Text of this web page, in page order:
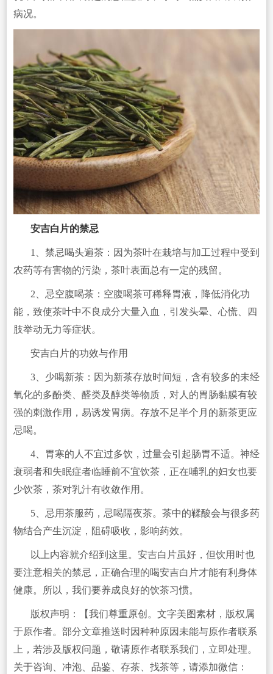
病况。
安吉白片的禁忌
1、禁忌喝头遍茶：因为茶叶在栽培与加工过程中受到
农药等有害物的污染，茶叶表面总有一定的残留。
2、忌空腹喝茶：空腹喝茶可稀释胃液，降低消化功
能，致使茶叶中不良成分大量入血，引发头晕、心慌、四
肢举动无力等症状。
安吉白片的功效与作用
3、少喝新茶：因为新茶存放时间短，含有较多的未经
氧化的多酚类、醛类及醇类等物质，对人的胃肠黏膜有较
强的刺激作用，易诱发胃病。存放不足半个月的新茶更应
忌喝。
4、胃寒的人不宜过多饮，过量会引起肠胃不适。神经
衰弱者和失眠症者临睡前不宜饮茶，正在哺乳的妇女也要
少饮茶，茶对乳汁有收敛作用。
5、忌用茶服药，忌喝隔夜茶。茶中的鞣酸会与很多药
物结合产生沉淀，阻碍吸收，影响药效。
以上内容就介绍到这里。安吉白片虽好，但饮用时也
要注意相关的禁忌，正确合理的喝安吉白片才能有利身体
健康。所以，我们要养成良好的饮茶习惯。
版权声明：【我们尊重原创。文字美图素材，版权属
于原作者。部分文章推送时因种种原因未能与原作者联系
上，若涉及版权问题，敬请原作者联系我们，立即处理。
关于咨询、冲泡、品鉴、存茶、找茶等，请添加微信：